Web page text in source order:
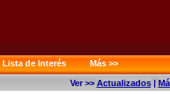
Lista de Interés
Más >>
Ver >> Actualizados|